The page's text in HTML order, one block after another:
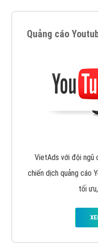
Quảng cáo
VietAds với đội ngũ
chiến dịch quảng cáo
tối